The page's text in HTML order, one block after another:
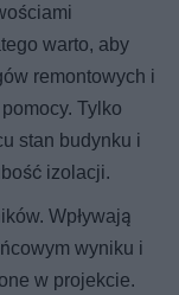
warto, aby
remontowych i
Tylko
stan budynku i
izolacji.
Wpływają
wyniku i
w projekcie.